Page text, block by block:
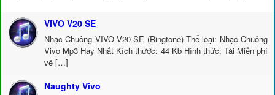
VIVO V20 SE
Nhạc Chuông VIVO V20 SE (Ringtone) Thể loại: Nhạc Chuông
Vivo Mp3 Hay Nhất Kích thước: 44 Kb Hình thức: Tải Miễn phí
về […]
Naughty Vivo